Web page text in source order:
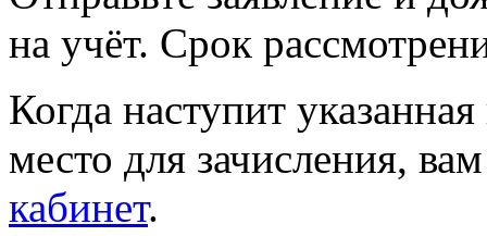
на учёт. Срок
Когда наступит
место для зачисления,
кабинет.